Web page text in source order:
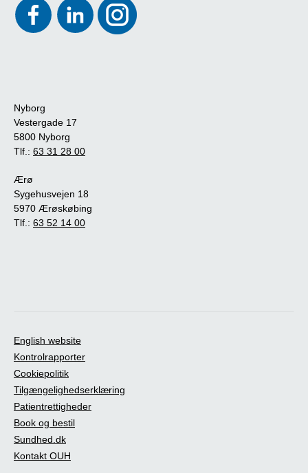
Nyborg
Vestergade 17
5800 Nyborg
Tlf.: 63 31 28 00
Ærø
Sygehusvejen 18
5970 Ærøskøbing
Tlf.: 63 52 14 00
English website
Kontrolrapporter
Cookiepolitik
Tilgængelighedserklæring
Patientrettigheder
Book og bestil
Sundhed.dk
Kontakt OUH